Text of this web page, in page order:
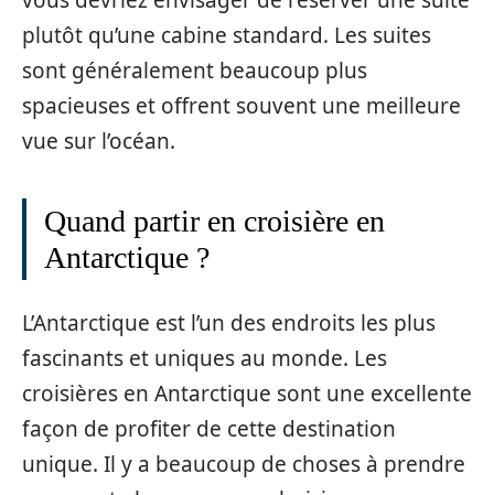
plutôt qu’une cabine standard. Les suites
sont généralement beaucoup plus
spacieuses et offrent souvent une meilleure
vue sur l’océan.
Quand partir en croisière en
Antarctique ?
L’Antarctique est l’un des endroits les plus
fascinants et uniques au monde. Les
croisières en Antarctique sont une excellente
façon de profiter de cette destination
unique. Il y a beaucoup de choses à prendre